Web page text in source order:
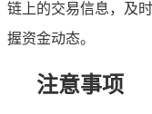
链上的交易信息，及
握资金动态。
注意事项